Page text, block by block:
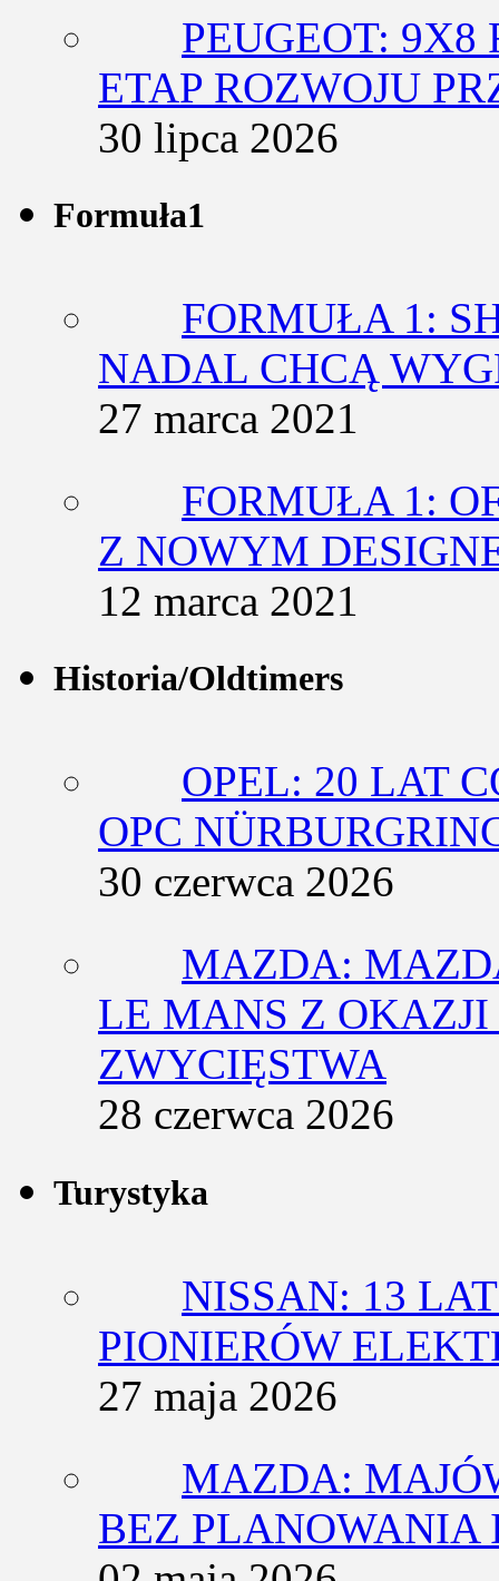
PEUGEOT: 9X8
ETAP ROZWOJU
30 lipca 2026
Formuła1
FORMUŁA 1:
NADAL CHCĄ
27 marca 2021
FORMUŁA 1:
Z NOWYM
12 marca 2021
Historia/Oldtimers
OPEL: 20 LAT
OPC
30 czerwca 2026
MAZDA:
LE MANS Z
ZWYCIĘSTWA
28 czerwca 2026
Turystyka
NISSAN: 13
PIONIERÓW
27 maja 2026
MAZDA:
BEZ PLANOWANIA